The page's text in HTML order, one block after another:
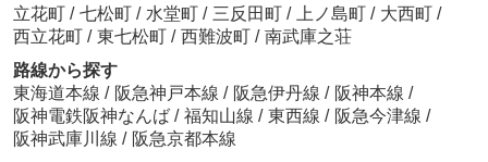
立花町 / 七松町 / 水堂町 / 三反田町 / 上ノ島町 / 大西町 /
西立花町 / 東七松町 / 西難波町 / 南武庫之荘
路線から探す
東海道本線 / 阪急神戸本線 / 阪急伊丹線 / 阪神本線 /
阪神電鉄阪神なんば / 福知山線 / 東西線 / 阪急今津線 /
阪神武庫川線 / 阪急京都本線